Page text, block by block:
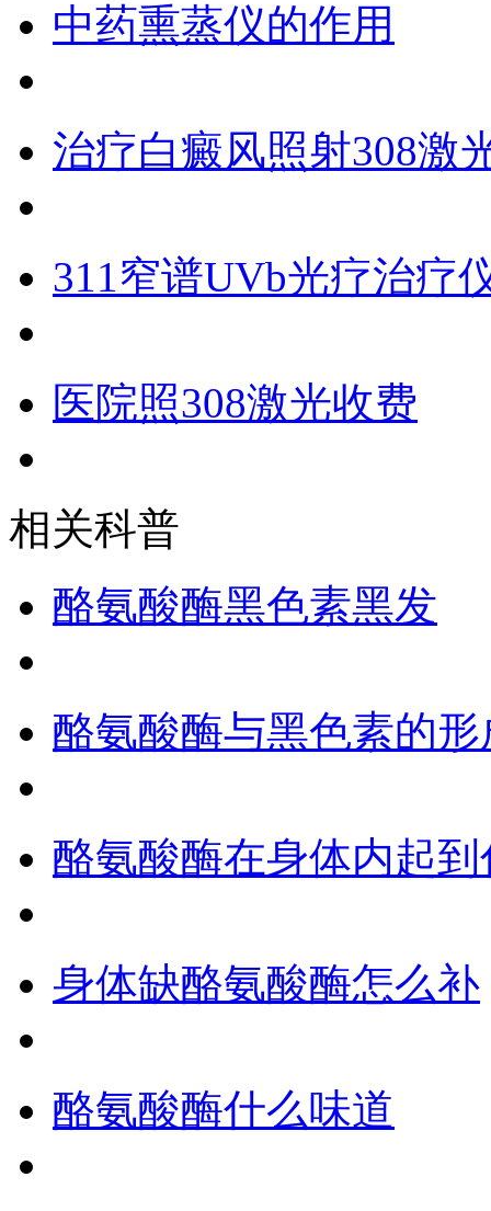
中药熏蒸仪的作用
治疗白癜风照射308激
311窄谱UVb光疗治疗
医院照308激光收费
相关科普
酪氨酸酶黑色素黑发
酪氨酸酶与黑色素的
酪氨酸酶在身体内起
身体缺酪氨酸酶怎么补
酪氨酸酶什么味道